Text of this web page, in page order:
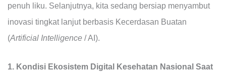
penuh liku. Selanjutnya, kita sedang bersiap menyambut
inovasi tingkat lanjut berbasis Kecerdasan Buatan
(Artificial Intelligence/ AI).
1. Kondisi Ekosistem Digital Kesehatan Nasional Saat